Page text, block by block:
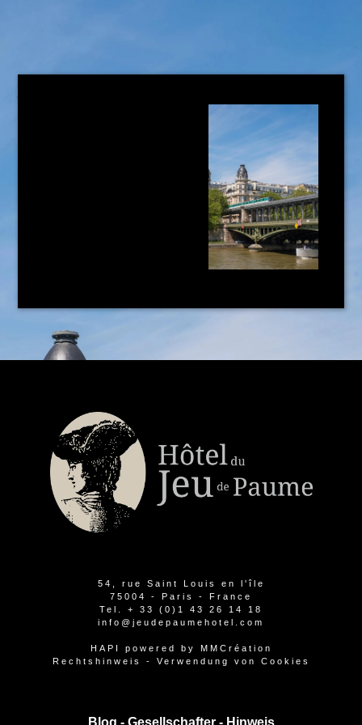
54, rue Saint Louis en l'île
75004 - Paris - France
Tel. + 33 (0)1 43 26 14 18
info@jeudepaumehotel.com
HAPI powered by MMCréation
Rechtshinweis
- Verwendung von Cookies